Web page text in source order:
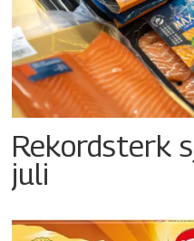
Rekordsterk
juli